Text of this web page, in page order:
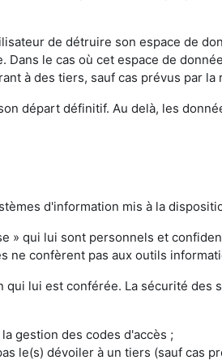
de détruire son espace de
le cas où cet espace de
à des tiers, sauf cas prévus par la
départ définitif. Au delà, les
d'information mis à la
» qui lui sont personnels et
confèrent pas aux outils
lui est conférée. La sécurité des
gestion des codes d'accès ;
le(s) dévoiler à un tiers (sauf cas